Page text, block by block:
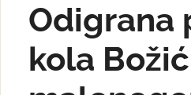
Odigrana
kola